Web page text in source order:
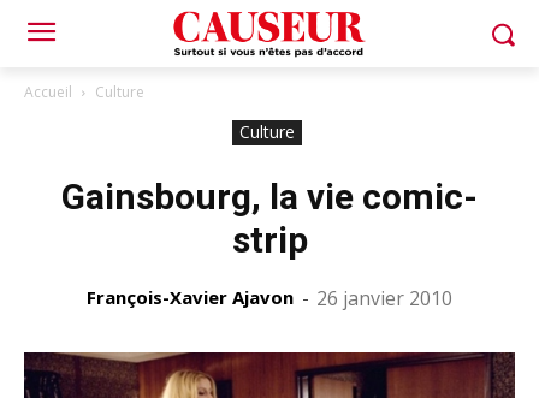
Accueil Culture
Culture
Gainsbourg, la vie comic-
strip
François-Xavier Ajavon - 26 janvier 2010